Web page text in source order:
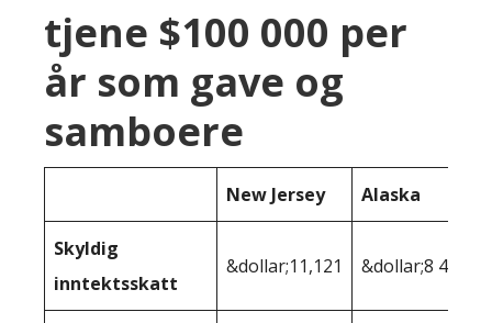
tjene $100 000 per
år som gave og
samboere
New Jersey Alaska
Skyldig
inntektsskatt
&dollar;11,121 &dollar;8 481